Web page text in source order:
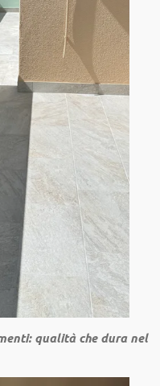
qualità che dura nel